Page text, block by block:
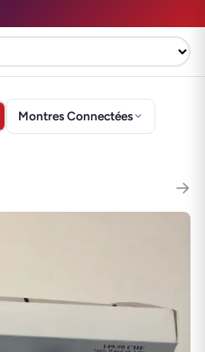
Montres Connectées
→